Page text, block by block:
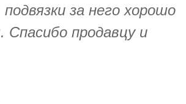
за него хорошо
Спасибо продавцу и